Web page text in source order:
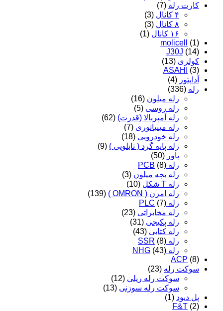
کارت رله (7)
۴ کانال
(3)
۸ کانال
(3)
۱۶ کانال
(1)
molicell
(1)
J30J (14)
کولری (13)
ASAHI
(3)
آداپتور (4)
رله (336)
رله میلون (16)
رله روسی (5)
رله آمپربالا (قدرت) (62)
رله مینیاتوری (7)
رله خودرویی (18)
رله پایه گرد ( تابلویی ) (9)
پاور (50)
رله PCB (8)
رله بچه میلون (3)
رله T شکل
(10)
رله امرن ( OMRON )
(139)
رله PLC (7)
رله مخابراتی (23)
رله پکیجی (31)
رله کتابی (43)
رله SSR (8)
رله NHG (43)
ACP (8)
سوکت رله (23)
سوکت رله ریلی (12)
سوکت رله سوزنی (13)
پل دیود (1)
F&T (2)